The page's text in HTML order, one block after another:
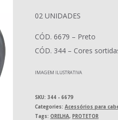
02 UNIDADES
CÓD. 6679 – Preto
CÓD. 344 – Cores
IMAGEM ILUSTRATIVA
SKU: 344 - 6679
Categories: Acessórios para
Tags: ORELHA, PROTETOR